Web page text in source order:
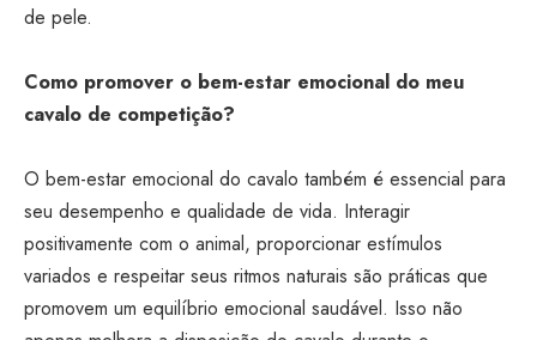
de pele.
Como promover o bem-estar emocional do meu
cavalo de competição?
O bem-estar emocional do cavalo também é essencial para
seu desempenho e qualidade de vida. Interagir
positivamente com o animal, proporcionar estímulos
variados e respeitar seus ritmos naturais são práticas que
promovem um equilíbrio emocional saudável. Isso não